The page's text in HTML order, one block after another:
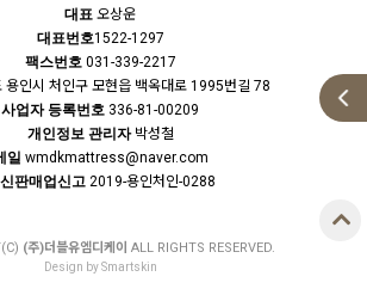
대표 오상운
대표번호1522-1297
팩스번호031-339-2217
인시 처인구 모현읍 백옥대로 1995번길 78
사업자 등록번호 336-81-00209
개인정보 관리자박성철
일 wmdkmattress@naver.com
판매업신고2019-용인처인-0288
(주)더블유엠디케이 ALL RIGHTS RESERVED.